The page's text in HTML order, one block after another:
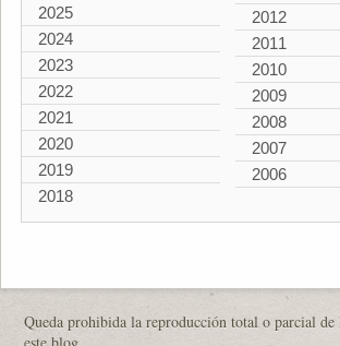
2025
2024
2023
2022
2021
2020
2019
2018
2012
2011
2010
2009
2008
2007
2006
Queda prohibida la reproducción total o parcial de